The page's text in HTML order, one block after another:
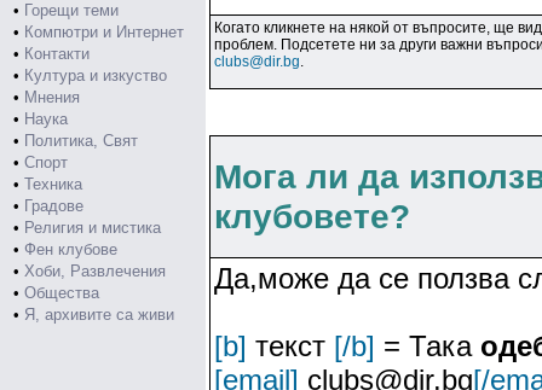
• Горещи теми
• Компютри и Интернет
• Контакти
• Култура и изкуство
• Мнения
• Наука
• Политика, Свят
• Спорт
• Техника
• Градове
• Религия и мистика
• Фен клубове
• Хоби, Развлечения
• Общества
• Я, архивите са живи
Когато кликнете на някой от въпросите, ще
проблем. Подсетете ни за други важни
clubs@dir.bg.
Мога ли да
клубовете?
Да,може да се ползва
[b] текст [/b] = Така
[email] clubs@dir.bg[/